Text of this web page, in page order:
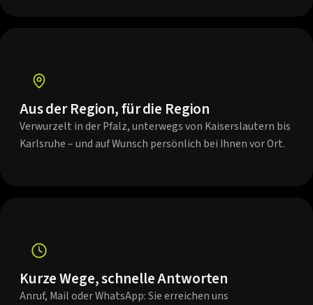
Aus der Region, für die Region
Verwurzelt in der Pfalz, unterwegs von Kaiserslautern bis
Karlsruhe – und auf Wunsch persönlich bei Ihnen vor Ort.
Kurze Wege, schnelle Antworten
Anruf, Mail oder WhatsApp: Sie erreichen uns